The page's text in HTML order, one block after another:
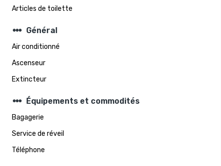
Articles de toilette
steppers Général
Air conditionné
Ascenseur
Extincteur
steppers Équipements et commodités
Bagagerie
Service de réveil
Téléphone